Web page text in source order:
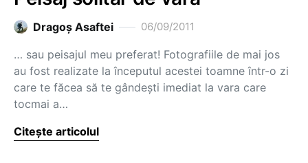
Dragoş Asaftei 06/09/2011
… sau peisajul meu preferat! Fotografiile de mai jos
au fost realizate la începutul acestei toamne într-o zi
care te făcea să te gândești imediat la vara care
tocmai a…
Citește articolul